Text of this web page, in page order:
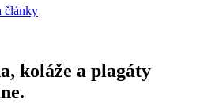
články
koláže a plagáty